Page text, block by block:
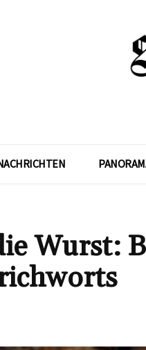
Wurst: